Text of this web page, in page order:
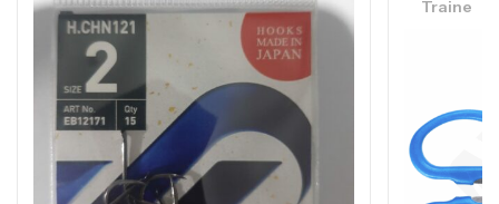
– 300 G
Cannes Surfcasting
د.ت
د.ت
Traine